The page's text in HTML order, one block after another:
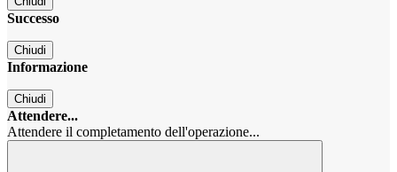
Successo
Chiudi
Informazione
Chiudi
Attendere...
Attendere il completamento dell'operazione...